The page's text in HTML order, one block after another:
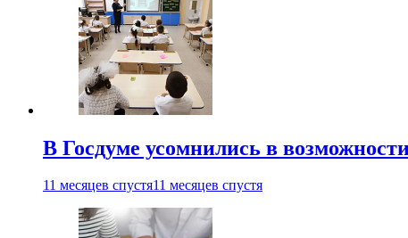
В Госдуме усомнились в
11 месяцев спустя11 месяцев спустя